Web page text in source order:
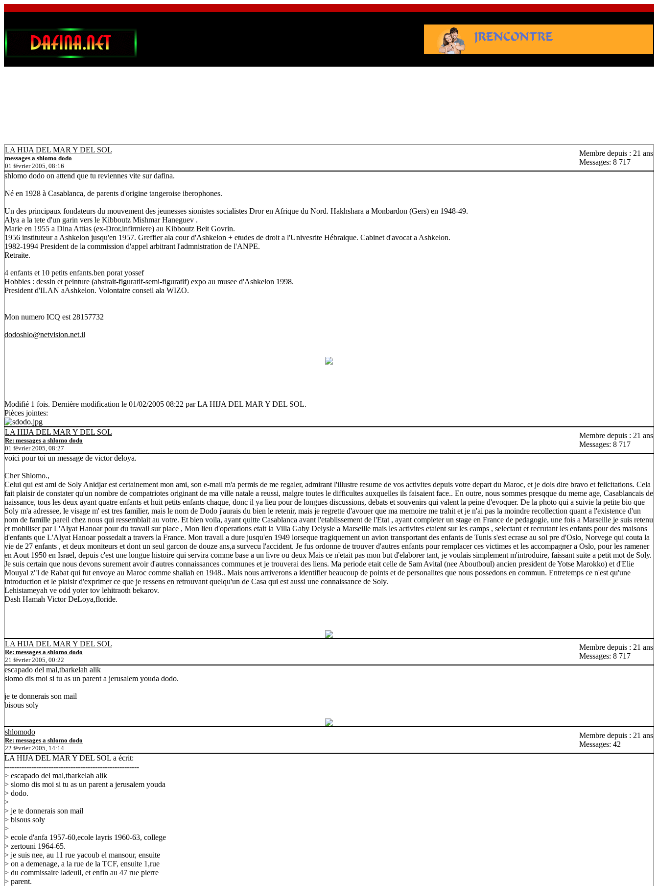
LA HIJA DEL MAR Y DEL SOL
messages a shlomo dodo
01 février 2005, 08:16
Membre depuis : 21 ans
Messages: 8 717
shlomo dodo on attend que tu reviennes vite sur dafina.
Né en 1928 à Casablanca, de parents d'origine tangeroise iberophones.
Un des principaux fondateurs du mouvement des jeunesses sionistes socialistes Dror en Afrique du Nord. Hakhshara a Monbardon (Gers) en 1948-49.
Alya a la tete d'un garin vers le Kibboutz Mishmar Haneguev .
Marie en 1955 a Dina Attias (ex-Dror,infirmiere) au Kibboutz Beit Govrin.
1956 instituteur a Ashkelon jusqu'en 1957. Greffier ala cour d'Ashkelon + etudes de droit a l'Univesrite Hébraique. Cabinet d'avocat a Ashkelon.
1982-1994 President de la commission d'appel arbitrant l'admnistration de l'ANPE.
Retraite.
4 enfants et 10 petits enfants.ben porat yossef
Hobbies : dessin et peinture (abstrait-figuratif-semi-figuratif) expo au musee d'Ashkelon 1998.
President d'ILAN aAshkelon. Volontaire conseil ala WIZO.
Mon numero ICQ est 28157732
dodoshlo@netvision.net.il
Modifié 1 fois. Dernière modification le 01/02/2005 08:22 par LA HIJA DEL MAR Y DEL SOL.
Pièces jointes:
LA HIJA DEL MAR Y DEL SOL
Re: messages a shlomo dodo
01 février 2005, 08:27
Membre depuis : 21 ans
Messages: 8 717
voici pour toi un message de victor deloya.
Cher Shlomo.,
Celui qui est ami de Soly Anidjar est certainement mon ami, son e-mail m'a permis de me regaler, admirant l'illustre resume de vos activites depuis votre depart du Maroc, et je dois dire bravo et felicitations. Cela
fait plaisir de constater qu'un nombre de compatriotes originant de ma ville natale a reussi, malgre toutes le difficultes auxquelles ils faisaient face.. En outre, nous sommes presqque du meme age, Casablancais de
naissance, tous les deux ayant quatre enfants et huit petits enfants chaque, donc il ya lieu pour de longues discussions, debats et souvenirs qui valent la peine d'evoquer. De la photo qui a suivie la petite bio que
Soly m'a adressee, le visage m' est tres familier, mais le nom de Dodo j'aurais du bien le retenir, mais je regrette d'avouer que ma memoire me trahit et je n'ai pas la moindre recollection quant a l'existence d'un
nom de famille pareil chez nous qui ressemblait au votre. Et bien voila, ayant quitte Casablanca avant l'etablissement de l'Etat , ayant completer un stage en France de pedagogie, une fois a Marseille je suis retenu
et mobiliser par L'Alyat Hanoar pour du travail sur place , Mon lieu d'operations etait la Villa Gaby Delysle a Marseille mais les activites etaient sur les camps , selectant et recrutant les enfants pour des maisons
d'enfants que L'Alyat Hanoar possedait a travers la France. Mon travail a dure jusqu'en 1949 lorseque tragiquement un avion transportant des enfants de Tunis s'est ecrase au sol pre d'Oslo, Norvege qui couta la
vie de 27 enfants , et deux moniteurs et dont un seul garcon de douze ans,a survecu l'accident. Je fus ordonne de trouver d'autres enfants pour remplacer ces victimes et les accompagner a Oslo, pour les ramener
en Aout 1950 en Israel, depuis c'est une longue histoire qui servira comme base a un livre ou deux Mais ce n'etait pas mon but d'elaborer tant, je voulais simplement m'introduire, faissant suite a petit mot de Soly.
Je suis certain que nous devons surement avoir d'autres connaissances communes et je trouverai des liens. Ma periode etait celle de Sam Avital (nee Aboutboul) ancien president de Yotse Marokko) et d'Elie
Mouyal z"l de Rabat qui fut envoye au Maroc comme shaliah en 1948.. Mais nous arriverons a identifier beaucoup de points et de personalites que nous possedons en commun. Entretemps ce n'est qu'une
introduction et le plaisir d'exprimer ce que je ressens en retrouvant quelqu'un de Casa qui est aussi une connaissance de Soly.
Lehistameyah ve odd yoter tov lehitraoth bekarov.
Dash Hamah Victor DeLoya,floride.
LA HIJA DEL MAR Y DEL SOL
Re: messages a shlomo dodo
21 février 2005, 00:22
Membre depuis : 21 ans
Messages: 8 717
escapado del mal,tbarkelah alik
slomo dis moi si tu as un parent a jerusalem youda dodo.
je te donnerais son mail
bisous soly
shlomodo
Re: messages a shlomo dodo
22 février 2005, 14:14
Membre depuis : 21 ans
Messages: 42
LA HIJA DEL MAR Y DEL SOL a écrit:
-------------------------------------------------------
> escapado del mal,tbarkelah alik
> slomo dis moi si tu as un parent a jerusalem youda
> dodo.
>
> je te donnerais son mail
> bisous soly
>
> ecole d'anfa 1957-60,ecole layris 1960-63, college
> zertouni 1964-65.
> je suis nee, au 11 rue yacoub el mansour, ensuite
> on a demenage, a la rue de la TCF, ensuite 1,rue
> du commissaire ladeuil, et enfin au 47 rue pierre
> parent.